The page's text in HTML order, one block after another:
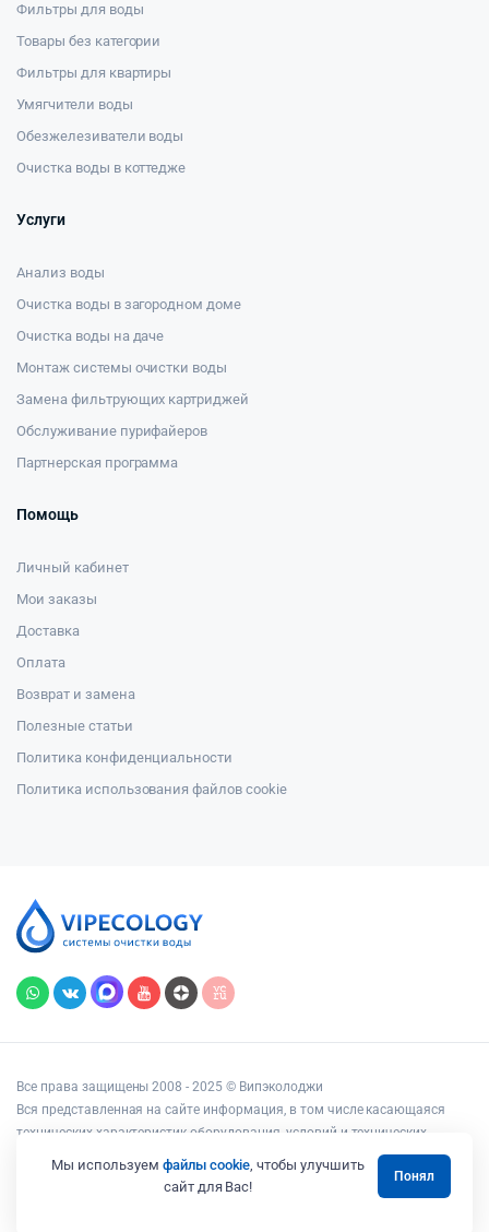
Фильтры для воды
Товары без категории
Фильтры для квартиры
Умягчители воды
Обезжелезиватели воды
Очистка воды в коттедже
Услуги
Анализ воды
Очистка воды в загородном доме
Очистка воды на даче
Монтаж системы очистки воды
Замена фильтрующих картриджей
Обслуживание пурифайеров
Партнерская программа
Помощь
Личный кабинет
Мои заказы
Доставка
Оплата
Возврат и замена
Полезные статьи
Политика конфиденциальности
Политика использования файлов cookie
Все права защищены 2008 - 2025 © Випэколоджи
Вся представленная на сайте информация, в том числе касающаяся
технических характеристик оборудования, условий и технических
возможностей подключения, наличия на складе, стоимости товаров и
услуг, носит информационный характер и ни при каких условиях не
является публичной офертой, определяемой положениями статьи 437
Мы используем файлы cookie, чтобы улучшить
сайт для Вас!
Понял